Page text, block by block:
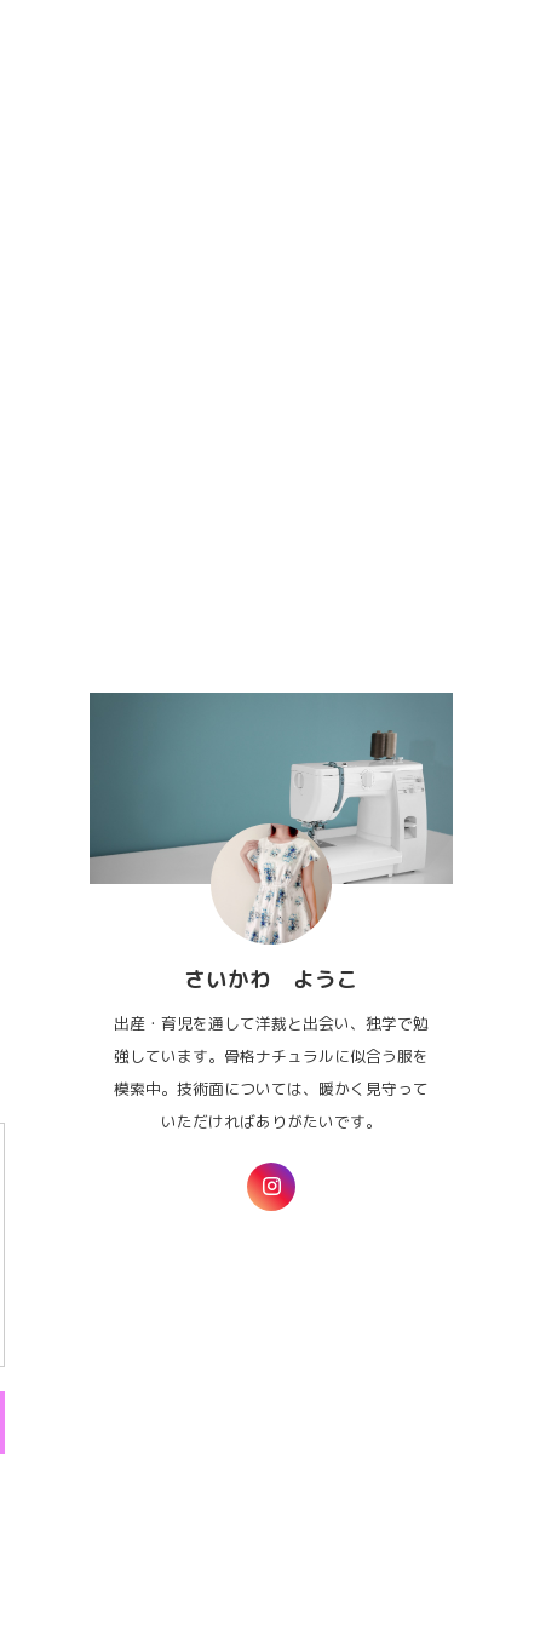
さいかわ ようこ
出産・育児を通して洋裁と出会い、独学で勉
強しています。骨格ナチュラルに似合う服を
模索中。技術面については、暖かく見守って
いただければありがたいです。